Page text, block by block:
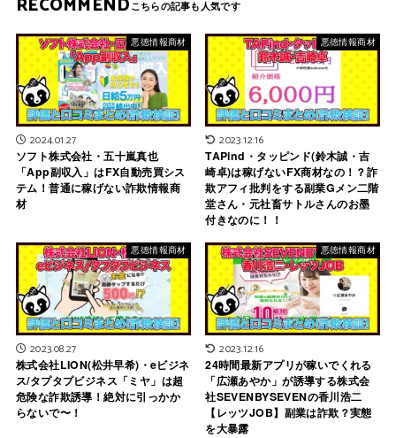
RECOMMEND
悪徳情報商材
2024.01.27
ソフト株式会社・五十嵐真也
「App副収入」はFX自動売買シス
テム！普通に稼げない詐欺情報商
材
悪徳情報商材
2023.12.16
TAPind・タッピンド(鈴木誠・吉
崎卓)は稼げないFX商材なの！？詐
欺アフィ批判をする副業Gメン二階
堂さん・元社畜サトルさんのお墨
付きなのに！！
悪徳情報商材
2023.08.27
株式会社LION(松井早希)・eビジネ
ス/タプタプビジネス「ミヤ」は超
危険な詐欺誘導！絶対に引っかか
らないで〜！
悪徳情報商材
2023.12.16
24時間最新アプリが稼いでくれる
「広瀬あやか」が誘導する株式会
社SEVENBYSEVENの香川浩二
【レッツJOB】副業は詐欺？実態
を大暴露